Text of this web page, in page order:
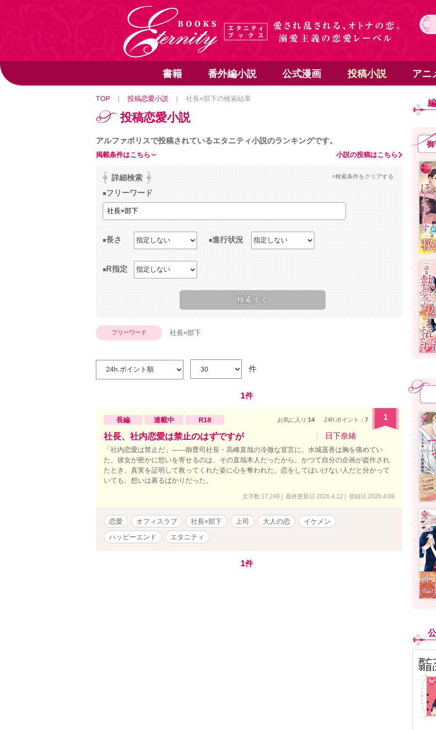
書籍 番外編小説 公式漫画 投稿小説 アニ
TOP | 投稿恋愛小説 | 社長×部下の検索結果
投稿恋愛小説
アルファポリスで投稿されているエタニティ小説のランキングです。
小説の投稿はこちら
掲載条件はこちら
詳細検索 ×検索条件をクリアする
フリーワード
長さ 進行状況
R指定
フリーワード 社長×部下
件
1件
長編 連載中 R18 お気に入り:14 24h.ポイント： 7 1
社長、社内恋愛は禁止のはずですが 日下奈緒
「社内恋愛は禁止だ」――御曹司社長・高峰直哉の冷徹な宣言に、水城遥香は胸を痛めてい
た。彼女が密かに想いを寄せるのは、その直哉本人だったから。かつて自分の企画が盗作され
たとき、真実を証明して救ってくれた姿に心を奪われた。恋をしてはいけない人だと分かって
いても、想いは募るばかりだった。
文字数 17,248 | 最終更新日 2026.4.12 | 登録日 2026.4.08
恋愛 オフィスラブ 社長×部下 上司 大人の恋
イケメン
ハッピーエンド
エタニティ
1件
死亡
羽目